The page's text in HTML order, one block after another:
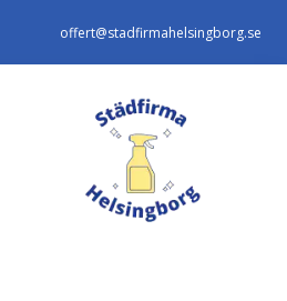
offert@stadfirmahelsingborg.se